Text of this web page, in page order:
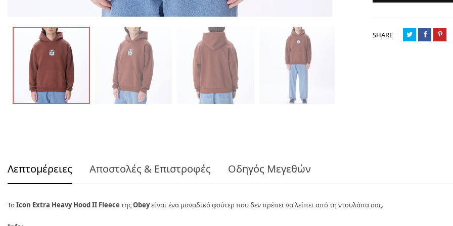
SHARE
Λεπτομέρειες Αποστολές & Επιστροφές Οδηγός Μεγεθών
Το Icon Extra Heavy Hood IΙ Fleece τηςObeyείναι ένα μοναδικό φούτερ που δεν πρέπει να λείπει από τη ντουλάπα σας.